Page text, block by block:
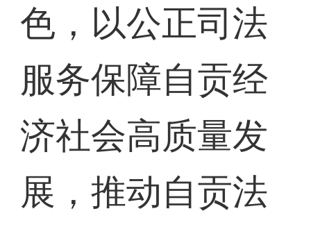
色，以公正司法
服务保障自贡经
济社会高质量发
展，推动自贡法